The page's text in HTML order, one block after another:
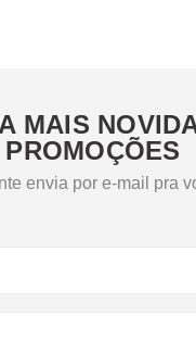
MAIS
PROMOÇÕES
envia por e-mail pra